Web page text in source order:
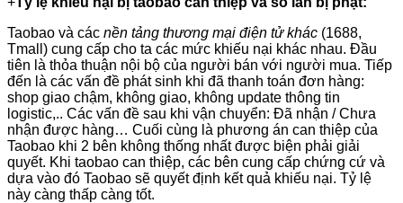
Taobao và các nền tảng thương mại điện tử khác (1688,
Tmall) cung cấp cho ta các mức khiếu nại khác nhau. Đầu
tiên là thỏa thuận nội bộ của người bán với người mua. Tiếp
đến là các vấn đề phát sinh khi đã thanh toán đơn hàng:
shop giao chậm, không giao, không update thông tin
logistic,.. Các vấn đề sau khi vận chuyển: Đã nhận / Chưa
nhận được hàng… Cuối cùng là phương án can thiệp của
Taobao khi 2 bên không thống nhất được biện phải giải
quyết. Khi taobao can thiệp, các bên cung cấp chứng cứ và
dựa vào đó Taobao sẽ quyết định kết quả khiếu nại. Tỷ lệ
này càng thấp càng tốt.